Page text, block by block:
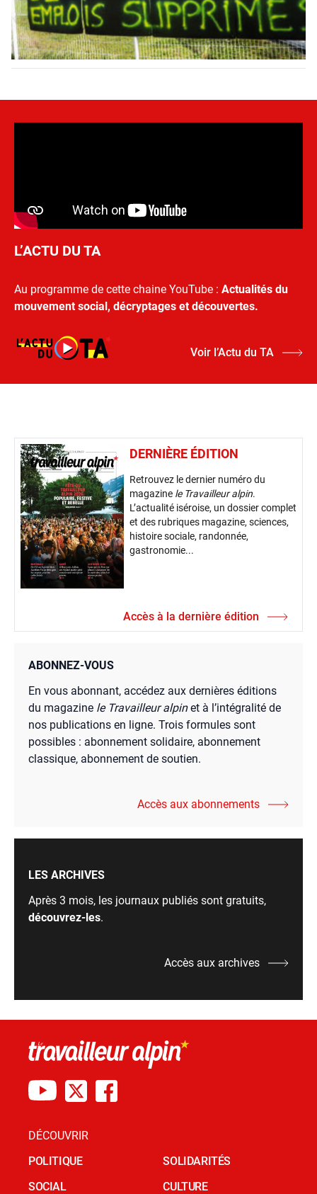
L’ACTU DU TA
Au programme de cette chaine YouTube : Actualités du
mouvement social, décryptages et découvertes.
Voir l’Actu du TA
DERNIÈRE ÉDITION
Retrouvez le dernier numéro du
magazine le Travailleur alpin.
L’actualité iséroise, un dossier complet
et des rubriques magazine, sciences,
histoire sociale, randonnée,
gastronomie...
Accès à la dernière édition
ABONNEZ-VOUS
En vous abonnant, accédez aux dernières éditions
du magazine le Travailleur alpinet à l’intégralité de
nos publications en ligne. Trois formules sont
possibles : abonnement solidaire, abonnement
classique, abonnement de soutien.
Accès aux abonnements
LES ARCHIVES
Après 3 mois, les journaux publiés sont gratuits,
découvrez-les.
Accès aux archives
DÉCOUVRIR
POLITIQUE
SOCIAL
SOLIDARITÉS
CULTURE